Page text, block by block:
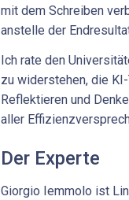
mit dem Schreiben
anstelle der
Ich rate den
zu widerstehen, die
Reflektieren und
aller
Der Experte
Giorgio Iemmolo ist